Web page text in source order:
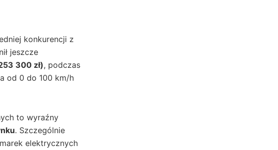
konkurencji z
jeszcze
300 zł), podczas
od 0 do 100 km/h
to wyraźny
. Szczególnie
elektrycznych